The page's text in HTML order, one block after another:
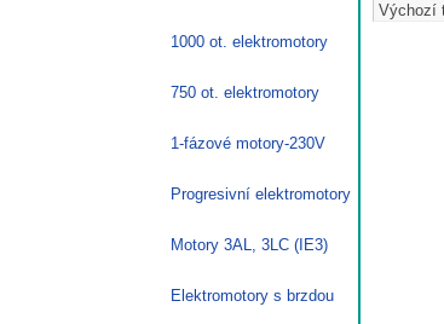
1000 ot. elektromotory
750 ot. elektromotory
1-fázové motory-230V
Progresivní elektromotory
Motory 3AL, 3LC (IE3)
Elektromotory s brzdou